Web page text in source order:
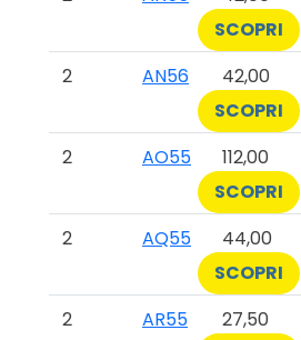
SCOPRI
2
AN56 42,00
SCOPRI
2
AO55 112,00
SCOPRI
2
AQ55 44,00
SCOPRI
2
AR55 27,50